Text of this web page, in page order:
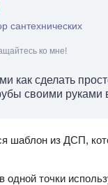
сантехнических
ко мне!
как сделать
своими руками
шаблон из ДСП,
точки